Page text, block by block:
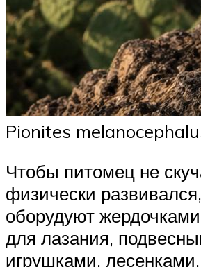
Pionites
Чтобы питомец не
физически
оборудуют
для лазания,
игрушками, лесенками.